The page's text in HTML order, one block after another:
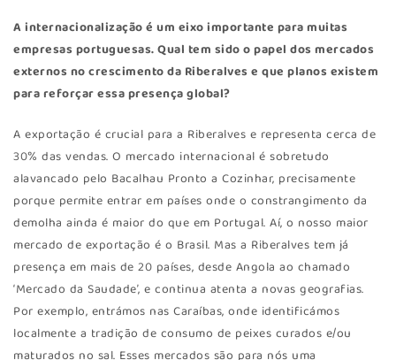
A internacionalização é um eixo importante para muitas
empresas portuguesas. Qual tem sido o papel dos mercados
externos no crescimento da Riberalves e que planos existem
para reforçar essa presença global?
A exportação é crucial para a Riberalves e representa cerca de
30% das vendas. O mercado internacional é sobretudo
alavancado pelo Bacalhau Pronto a Cozinhar, precisamente
porque permite entrar em países onde o constrangimento da
demolha ainda é maior do que em Portugal. Aí, o nosso maior
mercado de exportação é o Brasil. Mas a Riberalves tem já
presença em mais de 20 países, desde Angola ao chamado
‘Mercado da Saudade’, e continua atenta a novas geografias.
Por exemplo, entrámos nas Caraíbas, onde identificámos
localmente a tradição de consumo de peixes curados e/ou